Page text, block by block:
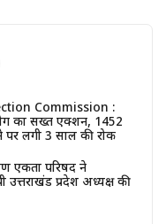
Commission :
का सख्त एक्शन, 1452
लगी 3 साल की रोक
एकता परिषद ने
उत्तराखंड प्रदेश अध्यक्ष की